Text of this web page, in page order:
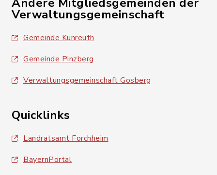
Verwaltungsgemeinschaft
Gemeinde Kunreuth
Gemeinde Pinzberg
Verwaltungsgemeinschaft Gosberg
Quicklinks
Landratsamt Forchheim
BayernPortal